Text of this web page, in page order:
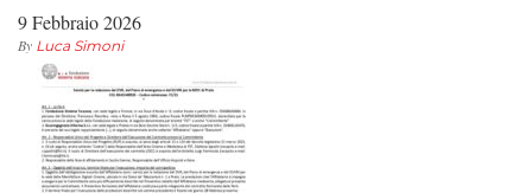
9 Febbraio 2026
By Luca Simoni